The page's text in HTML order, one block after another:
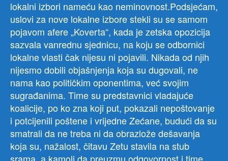
lokalni izbori nameću kao neminovnost.Podsjećam,
uslovi za nove lokalne izbore stekli su se samom
pojavom afere „Koverta“, kada je zetska opozicija
sazvala vanrednu sjednicu, na koju se odbornici
lokalne vlasti čak nijesu ni pojavili. Nikada od njih
nijesmo dobili objašnjenja koja su dugovali, ne
nama kao političkim oponentima, već svojim
sugrađanima. Time su predstavnici vladajuće
koalicije, po ko zna koji put, pokazali nepoštovanje
i potcijenili poštene i vrijedne Zećane, budući da su
smatrali da ne treba ni da obrazlože dešavanja
koja su, nažalost, čitavu Zetu stavila na stub